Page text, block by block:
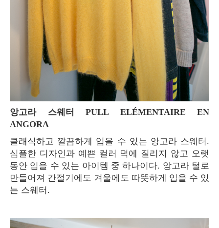
앙고라 스웨터 PULL ELÉMENTAIRE EN
ANGORA
클래식하고 깔끔하게 입을 수 있는 앙고라 스웨터.
심플한 디자인과 예쁜 컬러 덕에 질리지 않고 오랫
동안 입을 수 있는 아이템 중 하나이다. 앙고라 털로
만들어져 간절기에도 겨울에도 따뜻하게 입을 수 있
는 스웨터.